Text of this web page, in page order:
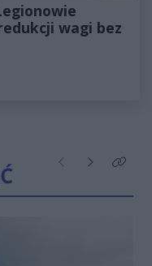
wagi bez
Poprzednie
NastępneKliknij